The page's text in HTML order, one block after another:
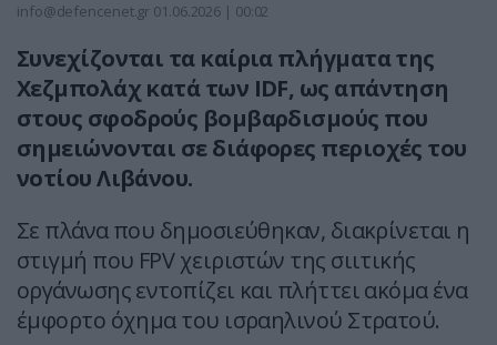
info@defencenet.gr 01.06.2026 | 00:02
Συνεχίζονται τα καίρια πλήγματα της
Χεζμπολάχ κατά των IDF, ως απάντηση
στους σφοδρούς βομβαρδισμούς που
σημειώνονται σε διάφορες περιοχές του
νοτίου Λιβάνου.
Σε πλάνα που δημοσιεύθηκαν, διακρίνεται η
στιγμή που FPV χειριστών της σιιτικής
οργάνωσης εντοπίζει και πλήττει ακόμα ένα
έμφορτο όχημα του ισραηλινού Στρατού.